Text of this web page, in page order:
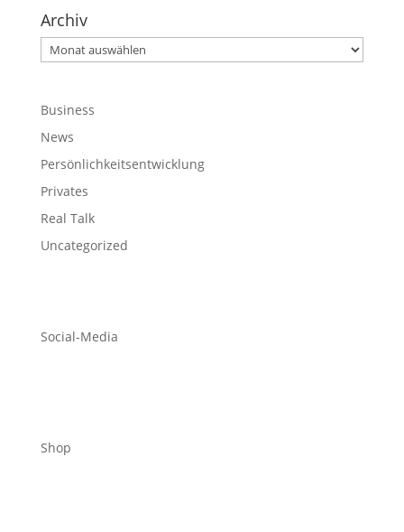
Archiv
Archiv
Business
News
Persönlichkeitsentwicklung
Privates
Real Talk
Uncategorized
Social-Media
Shop